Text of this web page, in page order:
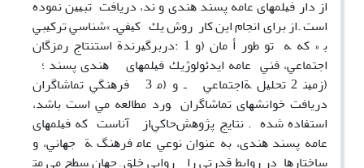
از دار ﻓﻴﻠﻤﻬﺎی ﻋﺎﻣﻪ ﭘﺴﻨﺪ ﻫﻨﺪی و ﻧﺪ، درﻳﺎﻓﺖ ﺗﺒﻴﻴﻦ ﻧﻤﻮده
اﺳﺖ .از ﺑﺮای اﻧﺠﺎم اﻳﻦ ﻛﺎر روش ﻳﻚ ﻛﻴﻔﻲـ »ﺷﻨﺎﺳﻲ ﺗﺮﻛﻴﺒﻲ
ﺑ « ﻛﻪ ﻪ ﺗﻮ ﻃﻮر أ ﻣﺎن (و 1 :درﺑﺮﮔﻴﺮﻧﺪة اﺳﺘﻨﺘﺎج رﻣﺰﮔﺎن
اﺟﺘﻤﺎﻋﻲ، ﻓﻨﻲ ﻋﺎﻣﻪ اﻳﺪﺋﻮﻟﻮژﻳﻚ ﻓﻴﻠﻤﻬﺎی ﻫﻨﺪی ﭘﺴﻨﺪ ؛
(زﻣﻴﻨ 2 ﺗﺤﻠﻴﻞ ﺔاﺟﺘﻤﺎﻋﻲ ـ و (ﻣ 3 ﻓﺮﻫﻨﮕﻲ ﺗﻤﺎﺷﺎﮔﺮان
درﻳﺎﻓﺖ ﺧﻮاﻧﺸﻬﺎی ﺗﻤﺎﺷﺎﮔﺮان ﻮرد ﻣﻄﺎﻟﻌﻪ ﻣﻲ اﺳﺖ ﺑﺎﺷﺪ،
اﺳﺘﻔﺎده ﺷﺪه . ﻧﺘﺎﻳﺞ ﭘﮋوﻫﺶﺣﺎﻛﻲاز آناﺳﺖ ﻛﻪ ﻓﻴﻠﻤﻬﺎی
ﻋﺎﻣﻪ ﭘﺴﻨﺪ ﻫﻨﺪی، ﺑﻪ ﻋﻨﻮان ﻧﻮﻋﻲ ﻋﺎﻣ ﻓﺮﻫﻨﮓ ﺔ ﺟﻬﺎﻧﻲ، و
ﺳﺎﺧﺘﺎرﻫﺎ در رواﺑﻂ ﻗﺪرﺗﻲ را رواﻳﻲ ﺧﻠﻖ ِ ﺟﻬﺎن ِﺳﻄﺢ ﻣﻲ ﻣﺘ